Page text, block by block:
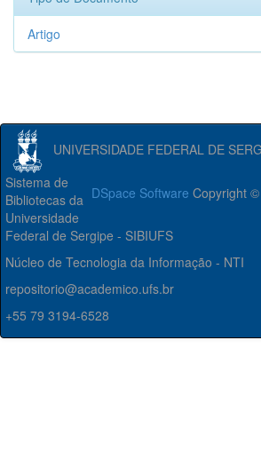
Artigo
UNIVERSIDADE FEDERAL DE
DSpace Software Copyright
Sistema de
Bibliotecas da
Universidade
Federal de Sergipe - SIBIUFS
Núcleo de Tecnologia da Informação - NTI
repositorio@academico.ufs.br
+55 79 3194-6528